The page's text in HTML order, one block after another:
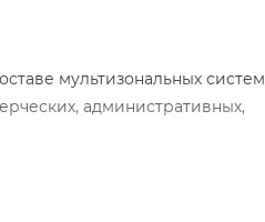
мультизональных систем
административных,